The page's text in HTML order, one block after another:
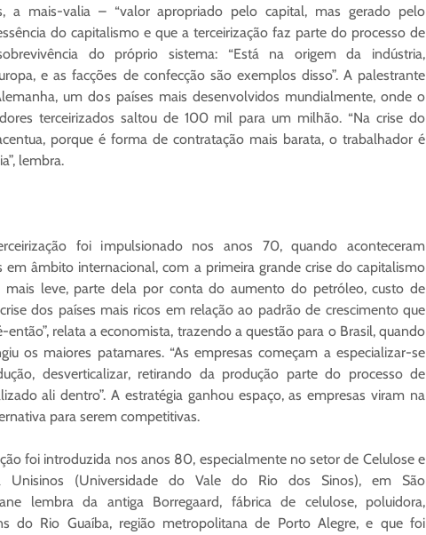
a mais-valia – “valor apropriado pelo capital, mas gerado pelo
do capitalismo e que a terceirização faz parte do processo de
do próprio sistema: “Está na origem da indústria,
e as facções de confecção são exemplos disso”. A palestrante
um dos países mais desenvolvidos mundialmente, onde o
terceirizados saltou de 100 mil para um milhão. “Na crise do
porque é forma de contratação mais barata, o trabalhador é
lembra.
foi impulsionado nos anos 70, quando aconteceram
em âmbito internacional, com a primeira grande crise do capitalismo
mais leve, parte dela por conta do aumento do petróleo, custo de
dos países mais ricos em relação ao padrão de crescimento que
então”, relata a economista, trazendo a questão para o Brasil, quando
os maiores patamares. “As empresas começam a especializar-se
desverticalizar, retirando da produção parte do processo de
ali dentro”. A estratégia ganhou espaço, as empresas viram na
para serem competitivas.
foi introduzida nos anos 80, especialmente no setor de Celulose e
Unisinos (Universidade do Vale do Rio dos Sinos), em São
lembra da antiga Borregaard, fábrica de celulose, poluidora,
do Rio Guaíba, região metropolitana de Porto Alegre, e que foi